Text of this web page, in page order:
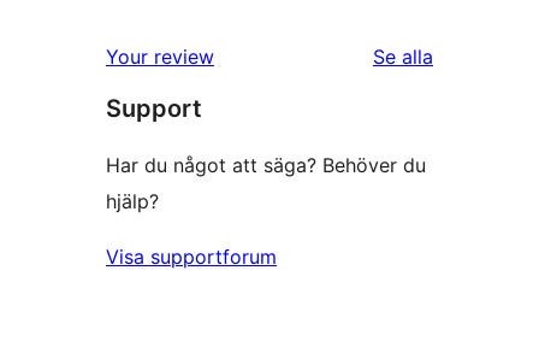
recensioner
stjärniga
recensioner
Your review Se alla
Support
Har du något att säga? Behöver du
hjälp?
Visa supportforum